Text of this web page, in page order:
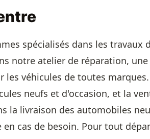
spécialisés dans les travaux
notre atelier de réparation,
véhicules de toutes
neufs et d'occasion, et la
la livraison des automobiles
cas de besoin. Pour tout